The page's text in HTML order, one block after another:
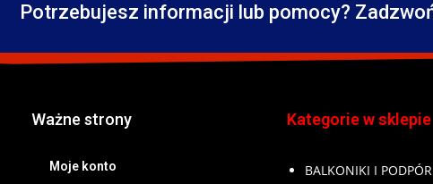
Potrzebujesz informacji lub pomocy?
Ważne strony
Moje konto
Kategorie w sklepie
BALKONIKI I